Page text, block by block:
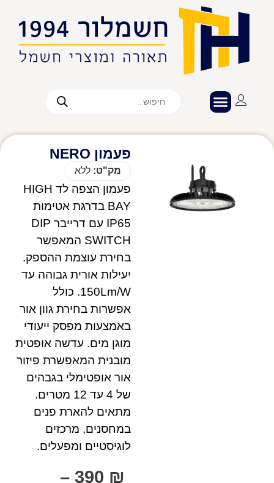
פעמון NERO
מק"ט: ללא
פעמון הצפה לד HIGH
BAY בדרגת אטימות
IP65 עם דרייבר DIP
SWITCH המאפשר
בחירת עוצמת ההספק.
יעילות אורית גבוהה עד
150Lm/W. כולל
אפשרות בחירת גוון אור
באמצעות מפסק ייעודי
מוגן מים. עדשה אופטית
מובנית המאפשרת פיזור
אור אופטימלי בגבהים
של 4 עד 12 מטרים.
מתאים להארת פנים
במחסנים, מרכזים
לוגיסטיים ומפעלים.
390 ₪
–